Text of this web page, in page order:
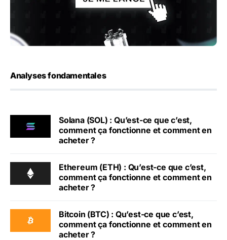
Analyses fondamentales
Solana (SOL) : Qu’est-ce que c’est,
comment ça fonctionne et comment en
acheter ?
Ethereum (ETH) : Qu’est-ce que c’est,
comment ça fonctionne et comment en
acheter ?
Bitcoin (BTC) : Qu’est-ce que c’est,
comment ça fonctionne et comment en
acheter ?